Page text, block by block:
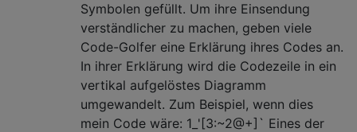
Symbolen gefüllt. Um ihre Einsendung
verständlicher zu machen, geben viele
Code-Golfer eine Erklärung ihres Codes an.
In ihrer Erklärung wird die Codezeile in ein
vertikal aufgelöstes Diagramm
umgewandelt. Zum Beispiel, wenn dies
mein Code wäre: 1_'[3:~2@+]` Eines der